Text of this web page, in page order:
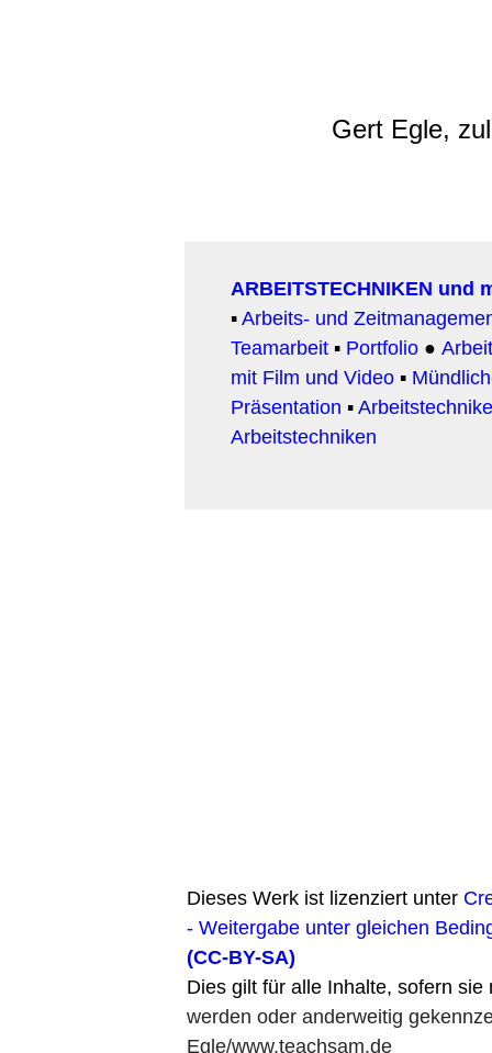
Gert Egle,
ARBEITSTECHNIKEN und
▪Arbeits- und
Teamarbeit ▪ Portfolio ●
mit Film und Video ▪
Präsentation ▪
Arbeitstechniken
Dieses Werk ist lizenziert unter
- Weitergabe unter gleichen
(CC-BY-SA)
Dies gilt für alle Inhalte, sofern
werden oder anderweitig
Egle/www.teachsam.de